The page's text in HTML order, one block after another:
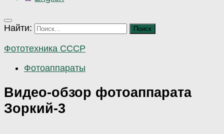
Найти:
Фототехника СССР
Фотоаппараты
Видео-обзор фотоаппарата
Зоркий-3